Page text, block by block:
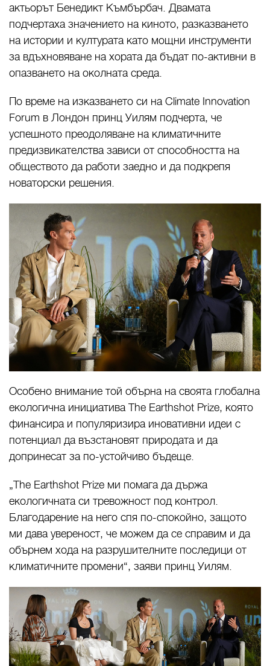
актьорът Бенедикт Къмбърбач. Двамата
подчертаха значението на киното, разказването
на истории и културата като мощни инструменти
за вдъхновяване на хората да бъдат по-активни в
опазването на околната среда.
По време на изказването си на Climate Innovation
Forum в Лондон принц Уилям подчерта, че
успешното преодоляване на климатичните
предизвикателства зависи от способността на
обществото да работи заедно и да подкрепя
новаторски решения.
Особено внимание той обърна на своята глобална
екологична инициатива The Earthshot Prize, която
финансира и популяризира иновативни идеи с
потенциал да възстановят природата и да
допринесат за по-устойчиво бъдеще.
„The Earthshot Prize ми помага да държа
екологичната си тревожност под контрол.
Благодарение на него спя по-спокойно, защото
ми дава увереност, че можем да се справим и да
обърнем хода на разрушителните последици от
климатичните промени“, заяви принц Уилям.